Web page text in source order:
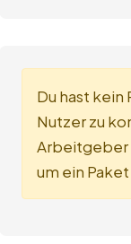
Du hast kein
Nutzer zu
Arbeitgeber
um ein